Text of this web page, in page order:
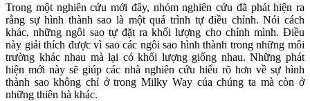
Trong một nghiên cứu mới đây, nhóm nghiên cứu đã phát hiện ra
rằng sự hình thành sao là một quá trình tự điều chỉnh. Nói cách
khác, những ngôi sao tự đặt ra khối lượng cho chính mình. Điều
này giải thích được vì sao các ngôi sao hình thành trong những môi
trường khác nhau mà lại có khối lượng giống nhau. Những phát
hiện mới này sẽ giúp các nhà nghiên cứu hiểu rõ hơn về sự hình
thành sao không chỉ ở trong Milky Way của chúng ta mà còn ở
những thiên hà khác.